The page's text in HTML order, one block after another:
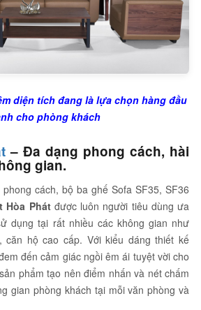
diện tích đang là lựa chọn hàng đầu
cho phòng khách
– Đa dạng phong cách, hài
gian.
cách, bộ ba ghế Sofa SF35, SF36
Hòa Phátđược luôn người tiêu dùng ưa
dụng tại rất nhiều các không gian như
căn hộ cao cấp. Với kiểu dáng thiết kế
đến cảm giác ngồi êm ái tuyệt vời cho
phẩm tạo nên điểm nhấn và nét chấm
gian phòng khách tại mỗi văn phòng và